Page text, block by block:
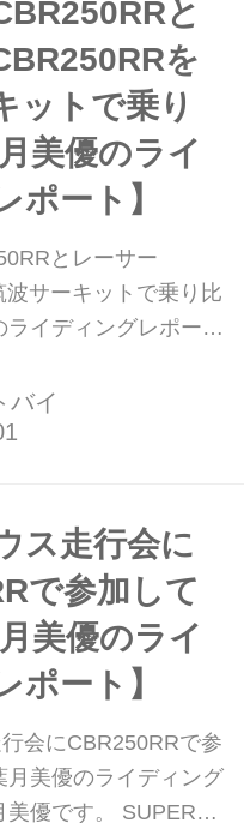
であると思いた
回お伝えしたテイス
と
を
ットで乗り
美優のライ
ポート】
とレーサー
サーキットで乗り比
ライディングレポー
っきーこと澤崎柚希
ーメン屋さんへ行っ
アンバサダーを努め
秋葉原総本店」で
のラーメンを食べ
バイ
ス走行会に
で参加して
美優のライ
ポート】
会にCBR250RRで参
月美優のライディング
美優です。 SUPER